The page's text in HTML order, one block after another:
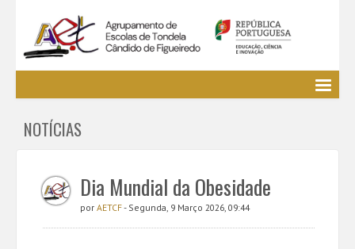
EE / Alunos
Cursos Profissionais
Bibliotecas
Media AETCF
NOTÍCIAS
Dia Mundial da Obesidade
por AETCF- Segunda, 9 Março 2026, 09:44